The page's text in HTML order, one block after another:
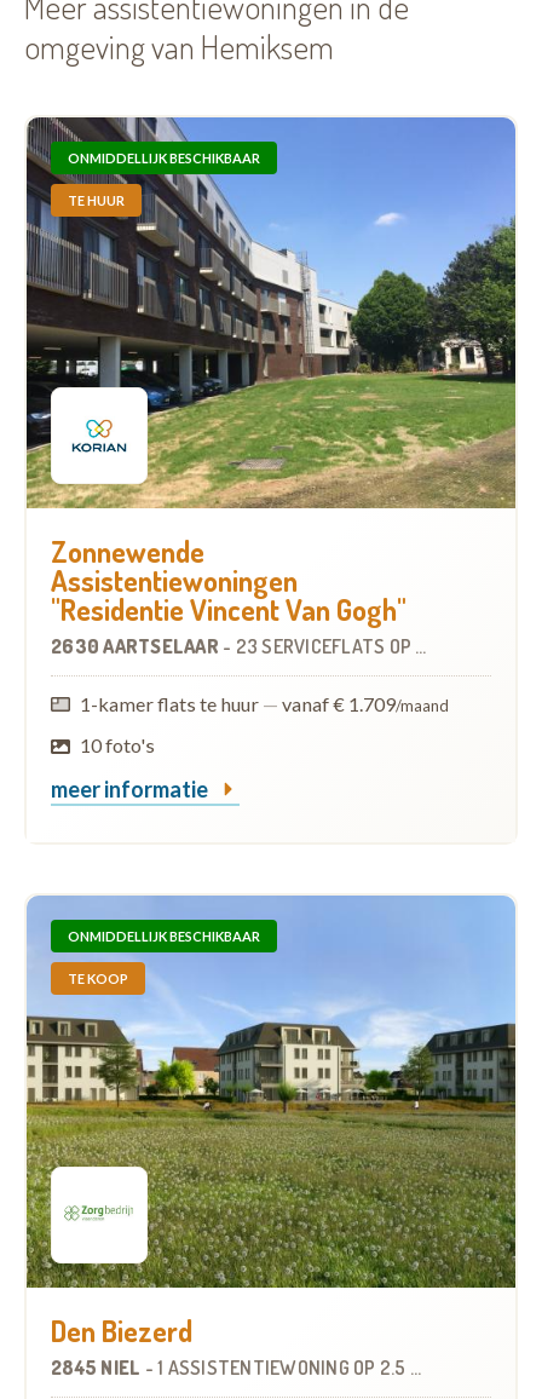
omgeving van Hemiksem
ONMIDDELLIJK BESCHIKBAAR
TE HUUR
Zonnewende
Assistentiewoningen
"Residentie Vincent Van Gogh"
2630 AARTSELAAR - 23 SERVICEFLATS OP 3.0 KM
1-kamer flats te huur — vanaf € 1.709/maand
10 foto's
meer informatie
ONMIDDELLIJK BESCHIKBAAR
TE KOOP
Den Biezerd
2845 NIEL - 1 ASSISTENTIEWONING OP 2.5 KM